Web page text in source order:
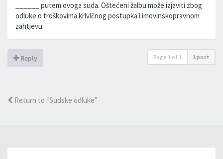
______ putem ovoga suda. Oštećeni žalbu može izjaviti zbog
odluke o troškovima krivičnog postupka i imovinskopravnom
zahtjevu.
Reply Page 1 of 1 1 post
Return to “Sudske odluke”